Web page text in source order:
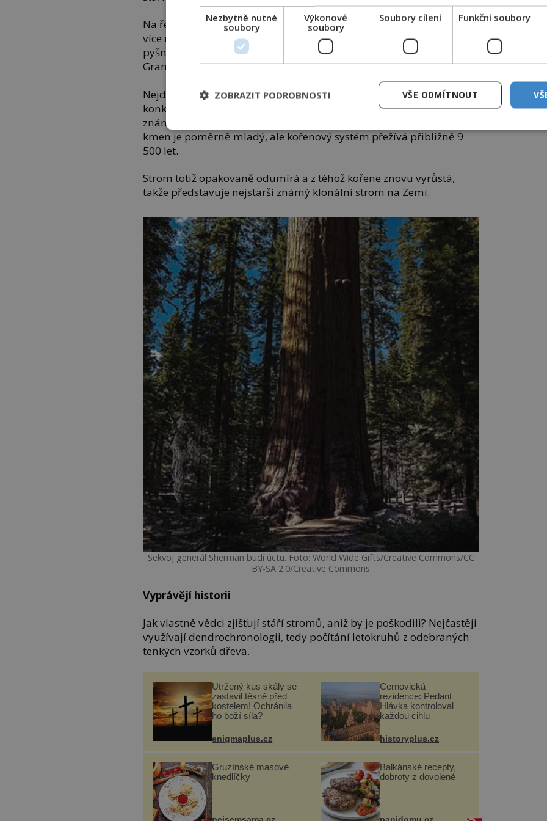
Na řecké Krétě dodnes plodí olivovník z Vouves, který může být starý
více než dvě tisíciletí a stále každoročně rodí olivy. Kalifornie se
pyšní také legendárními sekvojemi General Sherman a General
Grant.
Nejde sice o nejstarší stromy planety, ale svou mohutností nemají
konkurenci, General Sherman je považován za nejobjemnější
známý strom světa. Výjimečný je i švédský smrk Old Tjikko. Jeho
kmen je poměrně mladý, ale kořenový systém přežívá přibližně 9
500 let.
Strom totiž opakovaně odumírá a z téhož kořene znovu vyrůstá,
takže představuje nejstarší známý klonální strom na Zemi.
Sekvoj generál Sherman budí úctu. Foto: World Wide Gifts/Creative Commons/CC
BY-SA 2.0/Creative Commons
Vyprávějí historii
Jak vlastně vědci zjišťují stáří stromů, aniž by je poškodili? Nejčastěji
využívají dendrochronologii, tedy počítání letokruhů z odebraných
tenkých vzorků dřeva.
Utržený kus skály se
zastavil těsně před
kostelem! Ochránila
ho boží síla?
enigmaplus.cz
Černovická
rezidence: Pedant
Hlávka kontroloval
každou cihlu
historyplus.cz
Gruzínské masové
knedlíčky
Balkánské recepty,
dobroty z dovolené
Nezbytně nutné
soubory
Výkonové
soubory
Soubory cílení Funkční soubory
VŠE ODMÍTNOUT
ZOBRAZIT PODROBNOSTI